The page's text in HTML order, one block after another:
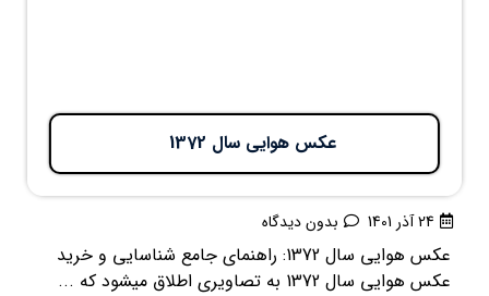
عکس هوایی سال 1372
24 آذر 1401 بدون دیدگاه
عکس هوایی سال 1372: راهنمای جامع شناسایی و خرید
عکس هوایی سال 1372 به تصاویری اطلاق میشود که ...